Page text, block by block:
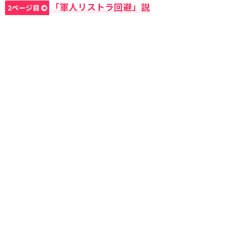
2ページ目 「軍人リストラ回避」説